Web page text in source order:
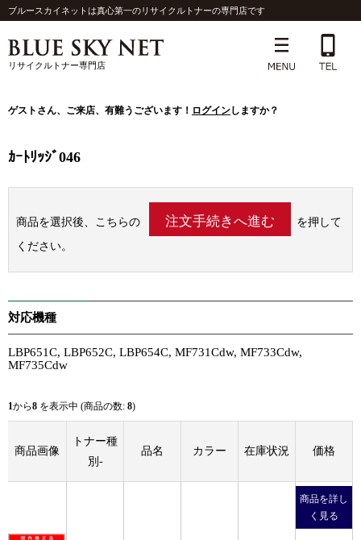
ブルースカイネットは真心第一のリサイクルトナーの専門店です
リサイクルトナー専門店
ゲスト さん、ご来店、有難うございます！ ログインしますか？
ｶｰﾄﾘｯｼﾞ046
商品を選択後、こちらの
を押して
ください。
対応機種
LBP651C, LBP652C, LBP654C, MF731Cdw, MF733Cdw,
MF735Cdw
1から8 を表示中 (商品の数: 8)
商品画像
トナー種
別-
品名 カラー 在庫状況 価格
商品を詳し
く見る